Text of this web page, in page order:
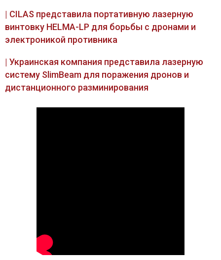
| CILAS представила портативную лазерную
винтовку HELMA-LP для борьбы с дронами и
электроникой противника
| Украинская компания представила лазерную
систему SlimBeam для поражения дронов и
дистанционного разминирования